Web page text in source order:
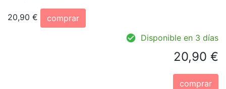
20,90 €
comprar
Disponible en 3 días
20,90 €
comprar